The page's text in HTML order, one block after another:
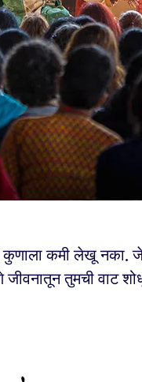
कमी लेखू नका.
जीवनातून तुमची वाट